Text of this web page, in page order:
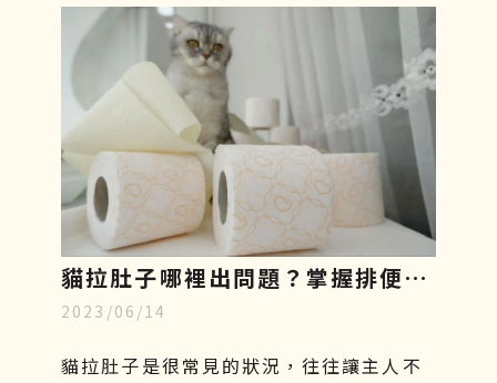
貓拉肚子哪裡出問題？掌握排便型
態、飲食與治療關鍵，重回健康活
力
2023/06/14
貓拉肚子是很常見的狀況，往往讓主人不